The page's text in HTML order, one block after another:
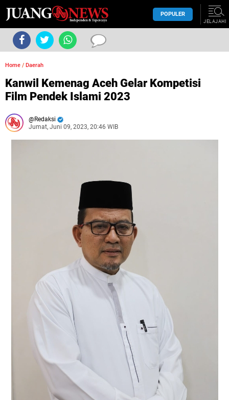
POPULER
JELAJAHI
Home / Daerah
Kanwil Kemenag Aceh Gelar Kompetisi
Film Pendek Islami 2023
Redaksi
Jumat, Juni 09, 2023, 20:46 WIB